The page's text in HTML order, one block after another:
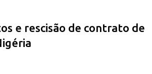
e rescisão de contrato de